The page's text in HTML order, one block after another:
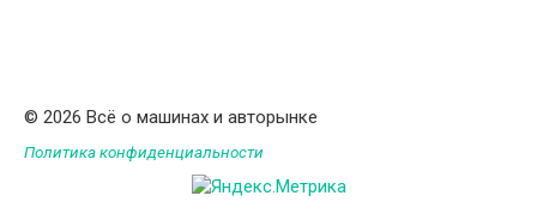
© 2026 Всё о машинах и авторынке
Политика конфиденциальности